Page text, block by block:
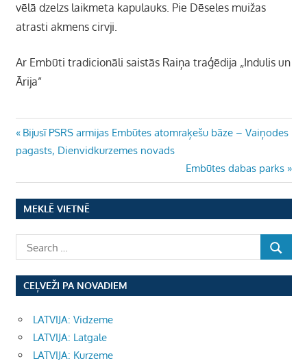
vēlā dzelzs laikmeta kapulauks. Pie Dēseles muižas
atrasti akmens cirvji.
Ar Embūti tradicionāli saistās Raiņa traģēdija „Indulis un
Ārija”
Ziņu
izvēlne
Previous
Post:
Bijusī PSRS armijas Embūtes atomraķešu bāze – Vaiņodes
pagasts, Dienvidkurzemes novads
Next
Post:
Embūtes dabas parks
MEKLĒ VIETNĒ
CEĻVEŽI PA NOVADIEM
LATVIJA: Vidzeme
LATVIJA: Latgale
LATVIJA: Kurzeme